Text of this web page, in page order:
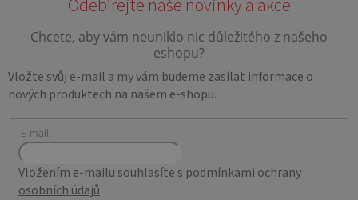
Vložte svůj e-mail a my vám budeme zasílat informace o
nových produktech na našem e-shopu.
E-mail
Vložením e-mailu souhlasíte s podmínkami ochrany
osobních údajů